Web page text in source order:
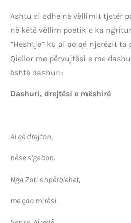
Ashtu si edhe në vëllimit tjetër
në këtë vëllim poetik e ka
”Heshtje” ku ai do që njerëzit
Qiellor me përvujtësi e me
është dashuri:
Dashuri, drejtësi e mëshirë
Ai që drejton,
nëse s’gabon.
Nga Zoti shpërblehet,
me çdo mirësi.